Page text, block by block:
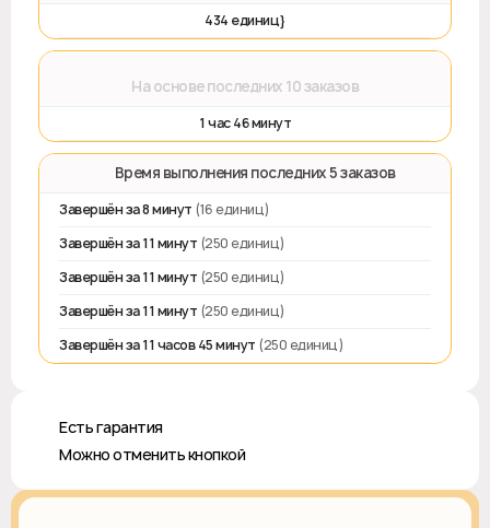
434 единиц}
На основе последних 10 заказов
1 час 46 минут
⏱️ Время выполнения последних 5 заказов
Завершён за 8 минут (16 единиц)
Завершён за 11 минут (250 единиц)
Завершён за 11 минут (250 единиц)
Завершён за 11 минут (250 единиц)
Завершён за 11 часов 45 минут (250 единиц)
♻️ Есть гарантия
❎ Можно отменить кнопкой